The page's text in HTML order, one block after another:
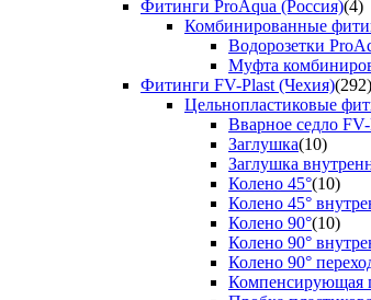
Фитинги ProAqua (Россия)(4)
Комбинированные
Водорозетки
Муфта
Фитинги FV-Plast (Чехия)(292)
Цельнопластиковые
Вварное седло
Заглушка(10)
Заглушка
Колено 45°(10)
Колено 45°
Колено 90°(10)
Колено 90°
Колено 90°
Компенсирующая